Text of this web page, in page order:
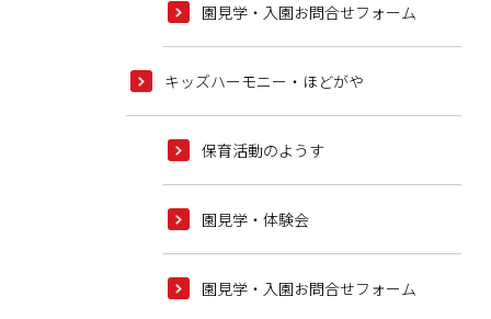
園見学・入園お問合せフォーム
キッズハーモニー・ほどがや
保育活動のようす
園見学・体験会
園見学・入園お問合せフォーム